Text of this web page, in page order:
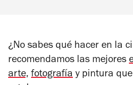
¿No sabes qué hacer en la
recomendamos las mejores
arte, fotografía y pintura